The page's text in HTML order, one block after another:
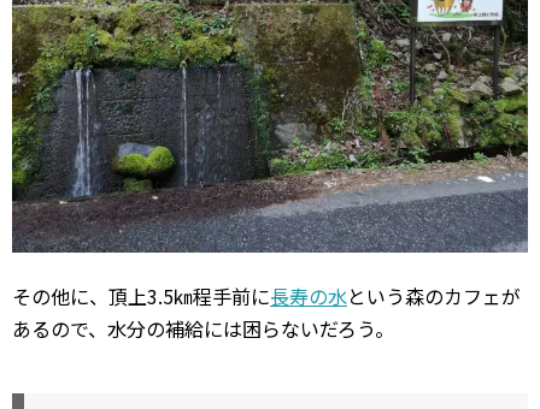
その他に、頂上3.5㎞程手前に長寿の水という森のカフェが
あるので、水分の補給には困らないだろう。